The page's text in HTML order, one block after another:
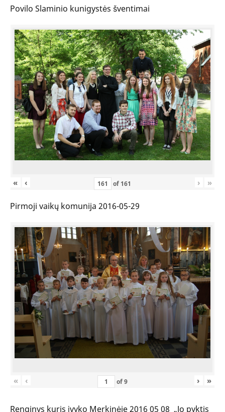
Povilo Slaminio kunigystės šventimai
« ‹ of 161 › »
Pirmoji vaikų komunija 2016-05-29
« ‹ of9 › »
Renginys kuris įvyko Merkinėje 2016 05 08 „Jo pyktis